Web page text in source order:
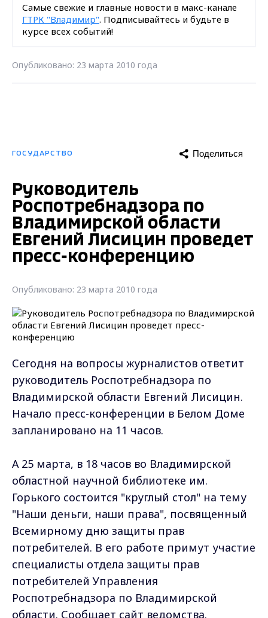
Самые свежие и главные новости в макс-канале
ГТРК "Владимир". Подписывайтесь и будьте в
курсе всех событий!
Опубликовано: 23 марта 2010 года
ГОСУДАРСТВО Поделиться
Руководитель
Роспотребнадзора по
Владимирской области
Евгений Лисицин проведет
пресс-конференцию
Опубликовано: 23 марта 2010 года
Сегодня на вопросы журналистов ответит
руководитель Роспотребнадзора по
Владимирской области Евгений Лисицин.
Начало пресс-конференции в Белом Доме
запланировано на 11 часов.
А 25 марта, в 18 часов во Владимирской
областной научной библиотеке им.
Горького состоится "круглый стол" на тему
"Наши деньги, наши права", посвященный
Всемирному дню защиты прав
потребителей. В его работе примут участие
специалисты отдела защиты прав
потребителей Управления
Роспотребнадзора по Владимирской
области. Сообщает сайт ведомства.